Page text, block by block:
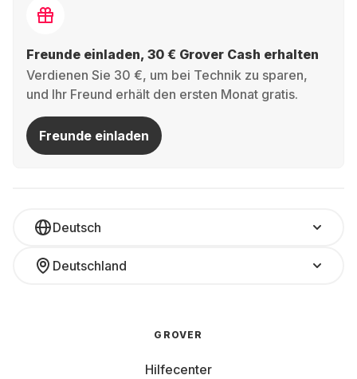
Freunde einladen, 30 € Grover Cash erhalten
Verdienen Sie 30 €, um bei Technik zu sparen,
und Ihr Freund erhält den ersten Monat gratis.
Freunde einladen
Deutsch
Deutschland
GROVER
Hilfecenter